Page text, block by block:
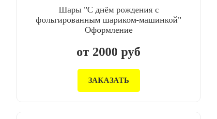
Шары "С днём рождения с
фольгированным шариком-машинкой"
Оформление
от 2000 руб
ЗАКАЗАТЬ